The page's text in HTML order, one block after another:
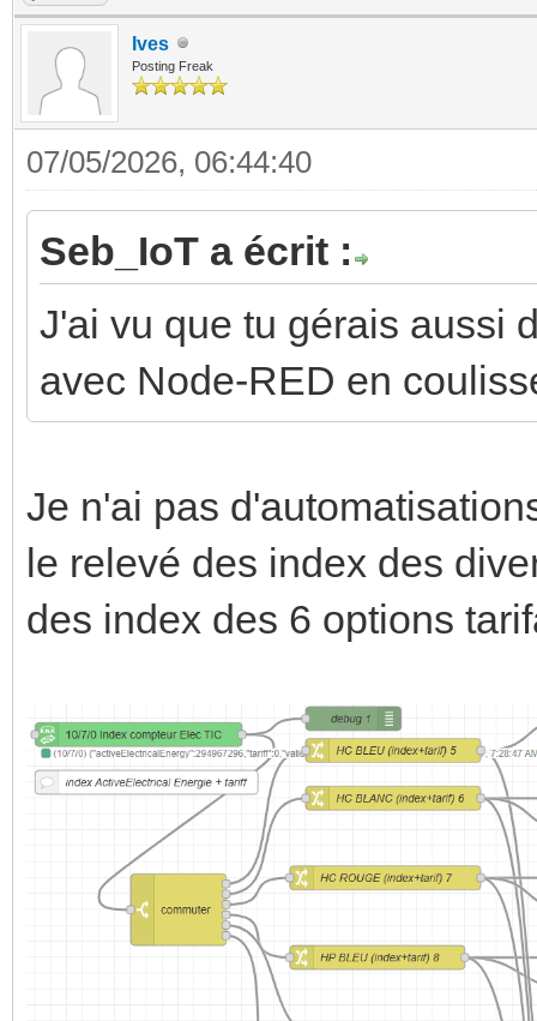
Ives
Posting Freak
07/05/2026, 06:44:40
Seb_IoT a écrit :
J'ai vu que tu gérais aussi
avec Node-RED en
Je n'ai pas
le relevé des index des
des index des 6 options